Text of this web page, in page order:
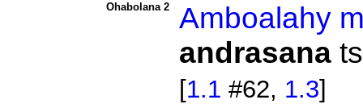
Ohabolana 2 Amboalahy
andrasana
[1.1 #62, 1.3]